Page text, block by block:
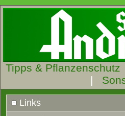
Tipps & Pflanzenschutz
|
Links